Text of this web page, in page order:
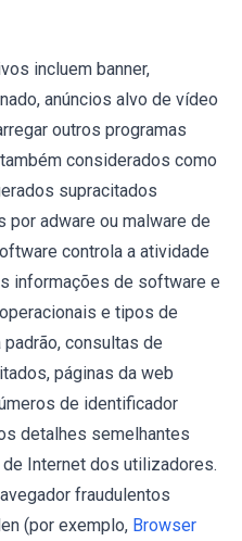
incluem banner,
anúncios alvo de vídeo
outros programas
considerados como
supracitados
por adware ou malware de
controla a atividade
informações de software e
e tipos de
consultas de
páginas da web
de identificador
detalhes semelhantes
Internet dos utilizadores.
fraudulentos
(por exemplo, Browser